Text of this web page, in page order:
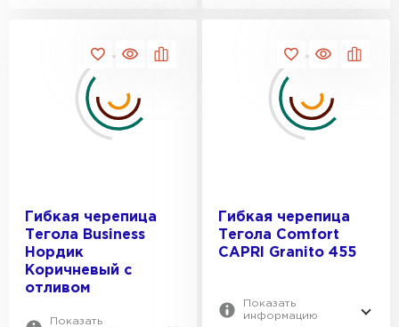
Гибкая черепица
Тегола Business
Нордик
Коричневый с
отливом
Показать
Гибкая черепица
Тегола Comfort
CAPRI Granito 455
Показать
информацию